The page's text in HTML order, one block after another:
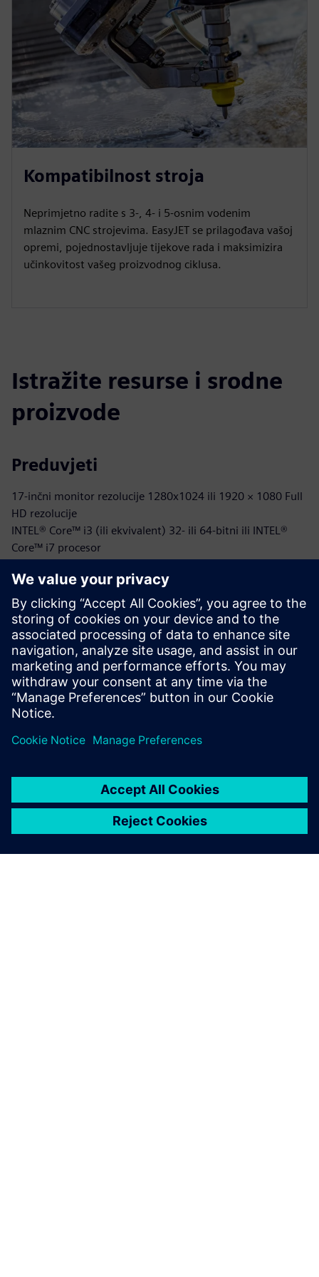
Kompatibilnost stroja
Neprimjetno radite s 3-, 4- i 5-osnim vodenim
mlaznim CNC strojevima. EasyJET se prilagođava vašoj
opremi, pojednostavljuje tijekove rada i maksimizira
učinkovitost vašeg proizvodnog ciklusa.
Istražite resurse i srodne
proizvode
Preduvjeti
17-inčni monitor rezolucije 1280x1024 ili 1920 × 1080 Full
HD rezolucije
INTEL® Core™ i3 (ili ekvivalent) 32- ili 64-bitni ili INTEL®
Core™ i7 procesor
7 SP1 i Windows 8)
Ili 2 GB ili 8 GB (ili više) RAM-a
Kompatibilni su OpenGL®, NVIDIA® GeForce® GTX serije ili
AMD Radeon™ RX serije
40 GB dostupno na tvrdom disku ili na SSD-u
Za upravljanje licencama temeljeno na oblaku potrebna je
internetska veza